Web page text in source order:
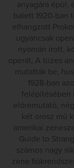
anyagára épül,
balett 1920-ban
elhangzott
ugyancsak
nyomán írott,
operát, A tüzes
mutatták be,
1928-ban
felépítésében
előremutató,
két orosz mű
amerikai
Guide to
számos nagy
zene